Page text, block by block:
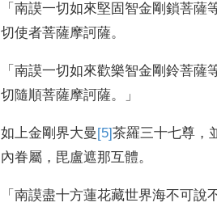
「南謨一切如來堅固智金剛鎖菩薩
切使者菩薩摩訶薩。
「南謨一切如來歡樂智金剛鈴菩薩
切隨順菩薩摩訶薩。」
如上金剛界大曼 [5]茶羅三十七尊 ，
內眷屬 ， 毘盧遮那互體。
「南謨盡十方蓮花藏世界海不可說